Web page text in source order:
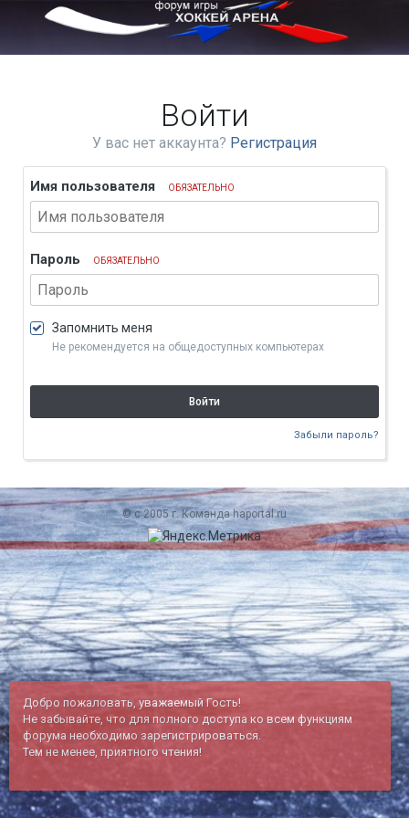
Войти
У вас нет аккаунта? Регистрация
Имя пользователя ОБЯЗАТЕЛЬНО
Пароль ОБЯЗАТЕЛЬНО
Запомнить меня
Не рекомендуется на общедоступных компьютерах
Войти
Забыли пароль?
© c 2005 г. Команда haportal.ru
Добро пожаловать, уважаемый Гость!
Не забывайте, что для полного доступа ко всем функциям
форума необходимо зарегистрироваться.
Тем не менее, приятного чтения!